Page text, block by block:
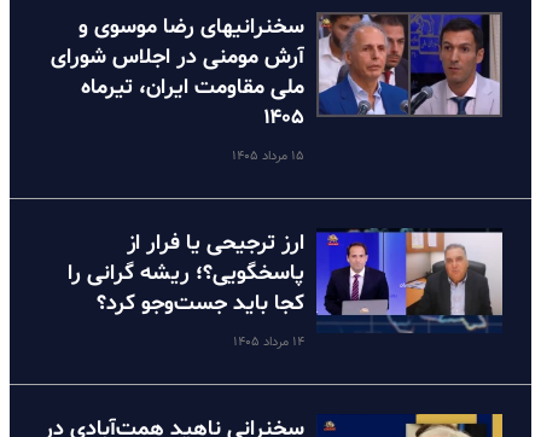
سخنرانیهای رضا موسوی و
آرش مومنی در اجلاس شورای
ملی مقاومت ایران، تیرماه
۱۴۰۵
۱۵ مرداد ۱۴۰۵
ارز ترجیحی یا فرار از
پاسخگویی؟؛ ریشه گرانی را
کجا باید جست‌وجو کرد؟
۱۴ مرداد ۱۴۰۵
سخنرانی ناهید همت‌آبادی در